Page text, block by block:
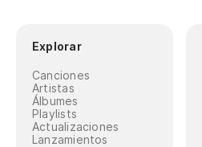
Explorar
Canciones
Artistas
Álbumes
Playlists
Actualizaciones
Lanzamientos